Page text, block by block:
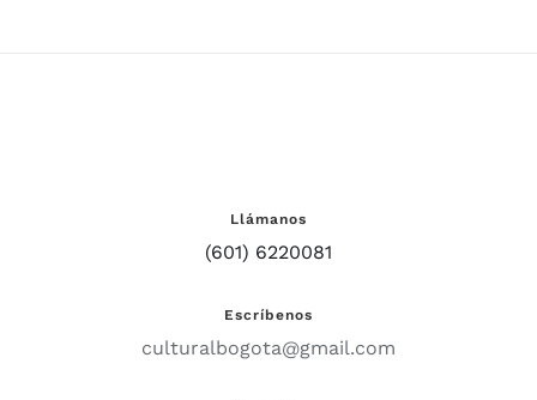
Llámanos
(601) 6220081
Escríbenos
culturalbogota@gmail.com